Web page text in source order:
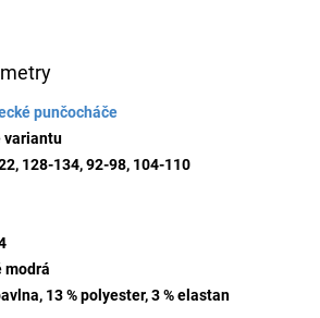
punčocháče
variantu
128-134, 92-98, 104-110
modrá
13 % polyester, 3 % elastan